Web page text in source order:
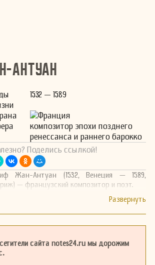
Антуан
1532 — 1589
Франция
композитор эпохи позднего
ренессанса и раннего барокко
Поделись ссылкой!
Жан-Антуан (1532, Венеция — 1589,
— французский композитор и поэт.
сайта notes24.ru мы дорожим